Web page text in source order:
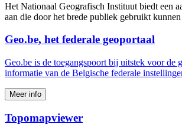
Het Nationaal Geografisch Instituut biedt een
aan die door het brede publiek gebruikt
Geo.be, het federale geoportaal
Geo.be is de toegangspoort bij uitstek voor de
informatie van de Belgische federale
Meer info
Topomapviewer